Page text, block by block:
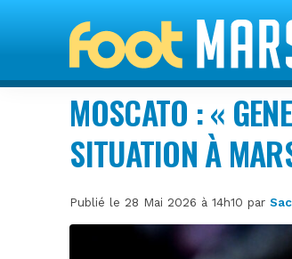
MOSCATO : «
SITUATION À
Publié le 28 Mai 2026 à 14h10 par